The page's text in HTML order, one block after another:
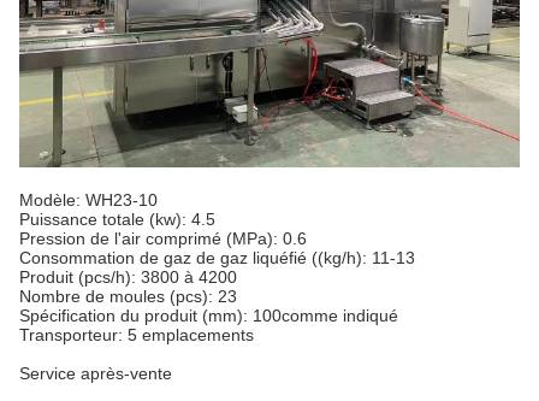
Modèle: WH23-10
Puissance totale (kw): 4.5
Pression de l'air comprimé (MPa): 0.6
Consommation de gaz de gaz liquéfié ((kg/h): 11-13
Produit (pcs/h): 3800 à 4200
Nombre de moules (pcs): 23
Spécification du produit (mm): 100comme indiqué
Transporteur: 5 emplacements
Service après-vente